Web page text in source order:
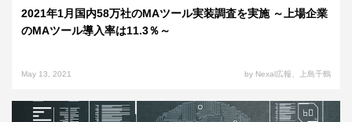
2021年1月国内58万社のMAツール実装調査を実施 ～上場企業
のMAツール導入率は11.3％～
May 13, 2021 by Nexal広報、上島千鶴